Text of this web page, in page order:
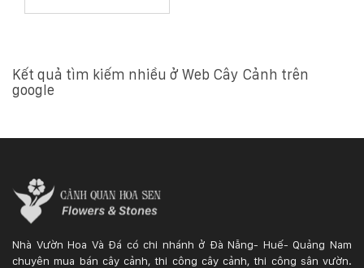
Kết quả tìm kiếm nhiều ở Web Cây Cảnh trên
google
Nhà Vườn Hoa Và Đá có chi nhánh ở Đà Nẵng- Huế- Quảng Nam
chuyên mua bán cây cảnh, thi công cây cảnh, thi công sân vườn.